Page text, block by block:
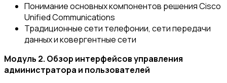
Понимание основных компонентов решения Cisco
Unified Communications
Традиционные сети телефонии, сети передачи
данных и ковергентные сети
Модуль 2. Обзор интерфейсов управления
администратора и пользователей